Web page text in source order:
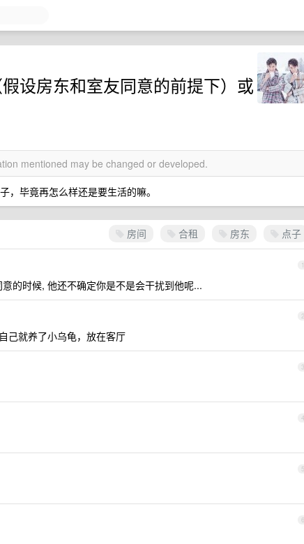
设房东和室友同意的前提下）或
mentioned may be changed or developed.
，毕竟再怎么样还是要生活的嘛。
房间 合租 房东 点子
1
的时候, 他还不确定你是不是会干扰到他呢...
2
己就养了小乌龟，放在客厅
3
4
5
6